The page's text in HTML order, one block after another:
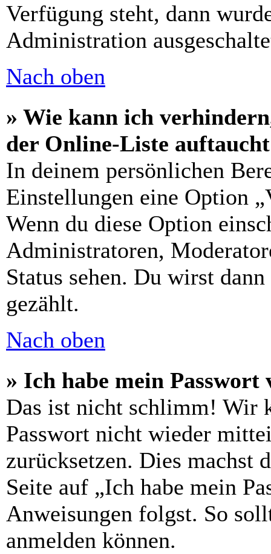
Verfügung steht, dann
Administration
Nach oben
» Wie kann ich
der Online-Liste
In deinem persönlichen
Einstellungen eine Option
Wenn du diese Option
Administratoren,
Status sehen. Du wirst
gezählt.
Nach oben
» Ich habe mein Passwort
Das ist nicht schlimm! Wir
Passwort nicht wieder
zurücksetzen. Dies machst
Seite auf „Ich habe mein
Anweisungen folgst. So
anmelden können.